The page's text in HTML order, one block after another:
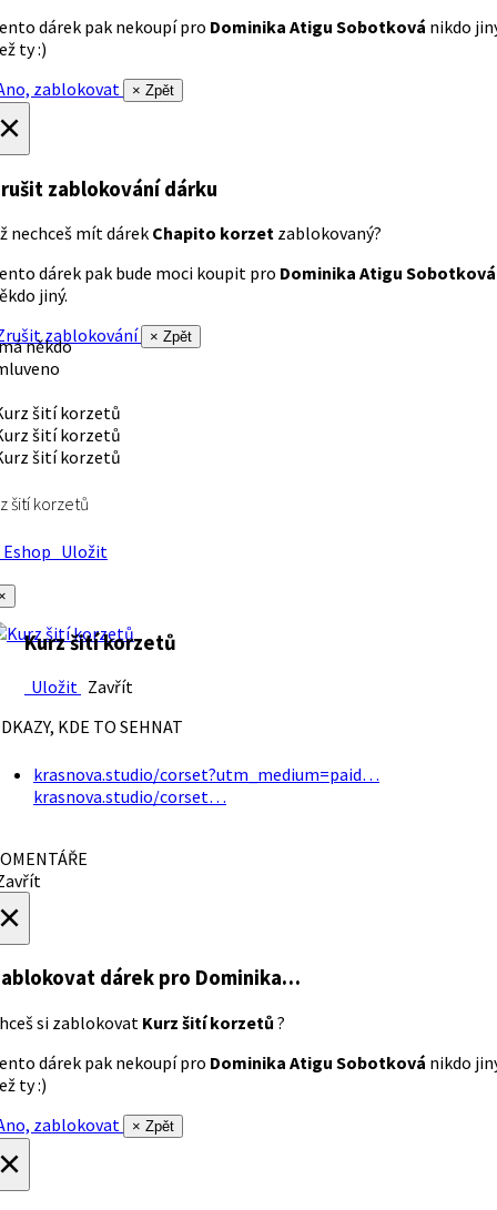
dárek pak nekoupí pro Dominika Atigu Sobotková nikdo
ty :)
zablokovat
× Zpět
zablokování dárku
nechceš mít dárek Chapito korzet zablokovaný?
dárek pak bude moci koupit pro Dominika Atigu Sobotková
jiný.
zablokování
× Zpět
někdo
šití korzetů
Uložit
Kurz šití korzetů
Uložit Zavřít
KDE TO SEHNAT
krasnova.studio/corset?utm_medium=paid…
krasnova.studio/corset…
dárek pro Dominika…
si zablokovat Kurz šití korzetů ?
dárek pak nekoupí pro Dominika Atigu Sobotková nikdo
ty :)
zablokovat
× Zpět